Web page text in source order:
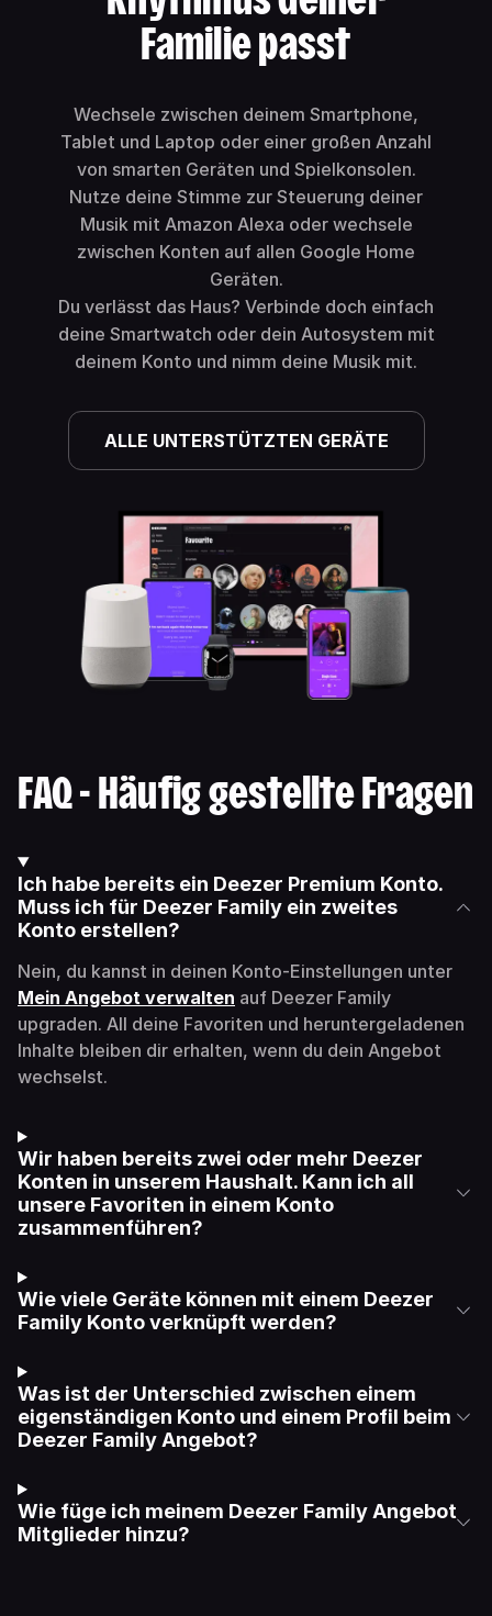
Familie passt
Wechsele zwischen deinem Smartphone,
Tablet und Laptop oder einer großen Anzahl
von smarten Geräten und Spielkonsolen.
Nutze deine Stimme zur Steuerung deiner
Musik mit Amazon Alexa oder wechsele
zwischen Konten auf allen Google Home
Geräten.
Du verlässt das Haus? Verbinde doch einfach
deine Smartwatch oder dein Autosystem mit
deinem Konto und nimm deine Musik mit.
ALLE UNTERSTÜTZTEN GERÄTE
FAQ - Häufig gestellte Fragen
Ich habe bereits ein Deezer Premium Konto.
Muss ich für Deezer Family ein zweites
Konto erstellen?
Nein, du kannst in deinen Konto-Einstellungen unter
Mein Angebot verwalten auf Deezer Family
upgraden. All deine Favoriten und heruntergeladenen
Inhalte bleiben dir erhalten, wenn du dein Angebot
wechselst.
Wir haben bereits zwei oder mehr Deezer
Konten in unserem Haushalt. Kann ich all
unsere Favoriten in einem Konto
zusammenführen?
Wie viele Geräte können mit einem Deezer
Family Konto verknüpft werden?
Was ist der Unterschied zwischen einem
eigenständigen Konto und einem Profil beim
Deezer Family Angebot?
Wie füge ich meinem Deezer Family Angebot
Mitglieder hinzu?